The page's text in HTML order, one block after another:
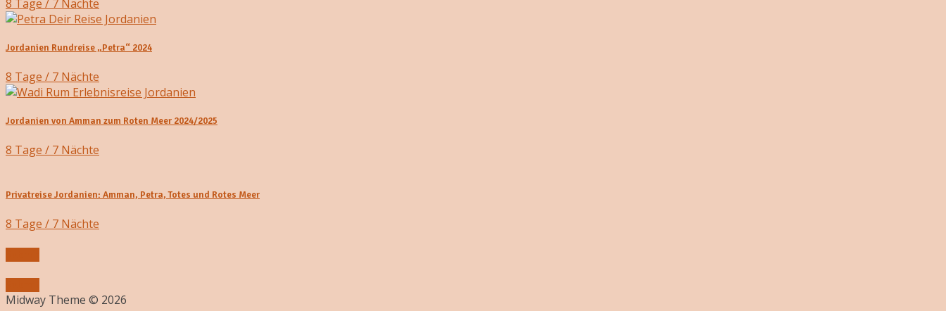
8 Tage / 7 Nächte
Jordanien Rundreise „Petra“ 2024
8 Tage / 7 Nächte
Jordanien von Amman zum Roten Meer 2024/2025
8 Tage / 7 Nächte
Privatreise Jordanien: Amman, Petra, Totes und Rotes Meer
8 Tage / 7 Nächte
Midway Theme © 2026